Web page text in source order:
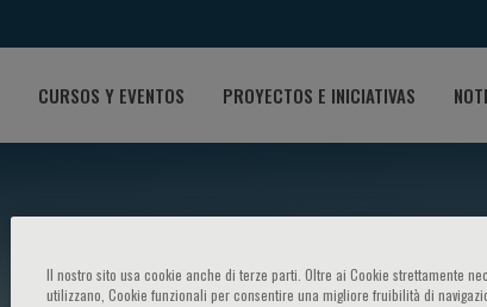
CURSOS Y EVENTOS PROYECTOS E INICIATIVAS
Il nostro sito usa cookie anche di terze parti. Oltre ai Cookie strettamente
utilizzano, Cookie funzionali per consentire una migliore fruibilità di